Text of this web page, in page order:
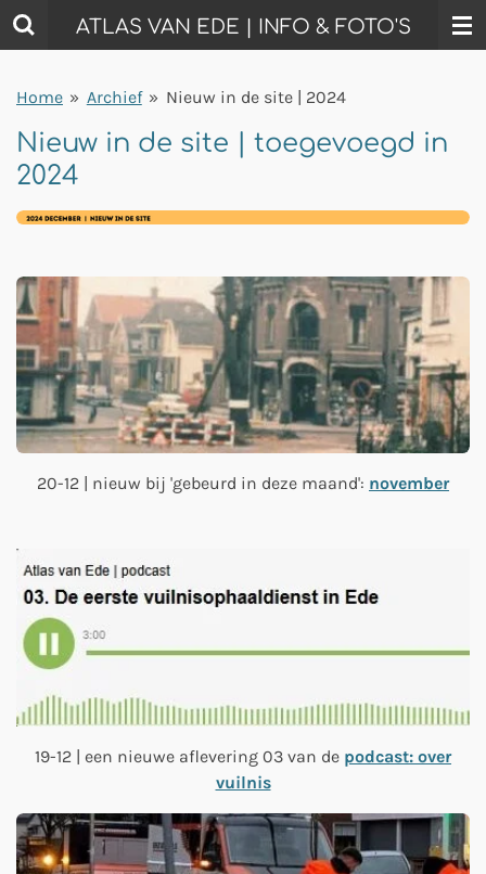
Ga
direct
de
ATLAS VAN EDE | INFO & FOTO'S
Home » Archief » Nieuw in de site | 2024
Nieuw in de site | toegevoegd in
2024
20-12 | nieuw bij 'gebeurd in deze maand': november
19-12 | een nieuwe aflevering 03 van de podcast: over
vuilnis